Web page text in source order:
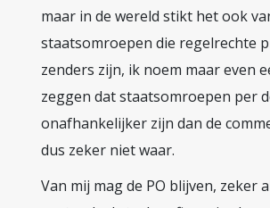
maar in de wereld stikt het ook
staatsomroepen die regelrechte
zenders zijn, ik noem maar even
zeggen dat staatsomroepen per
onafhankelijker zijn dan de
dus zeker niet waar.
Van mij mag de PO blijven, zeker